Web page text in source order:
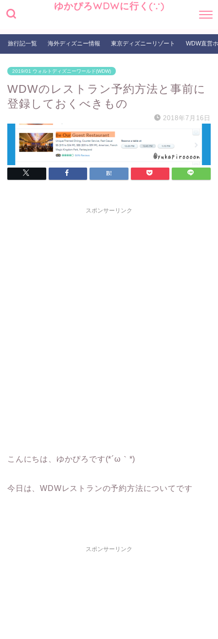
ゆかぴろWDWに行く(∵)
旅行記一覧 海外ディズニー情報 東京ディズニーリゾート WDW直営
2019/01 ウォルトディズニーワールド(WDW)
WDWのレストラン予約方法と事前に
登録しておくべきもの
2018年7月16日
スポンサーリンク
こんにちは、ゆかぴろです(*´ω｀*)
今日は、WDWレストランの予約方法についてです
スポンサーリンク